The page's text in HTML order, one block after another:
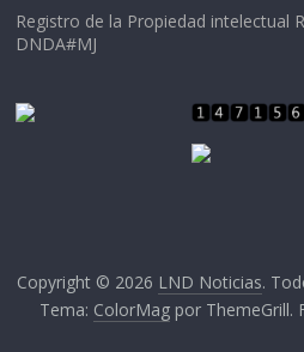
Registro de la Propiedad intelectual
DNDA#MJ
Copyright © 2026 LND Noticias.
Tema: ColorMag por ThemeGrill.